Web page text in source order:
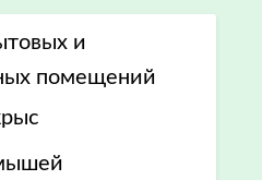
и
помещений